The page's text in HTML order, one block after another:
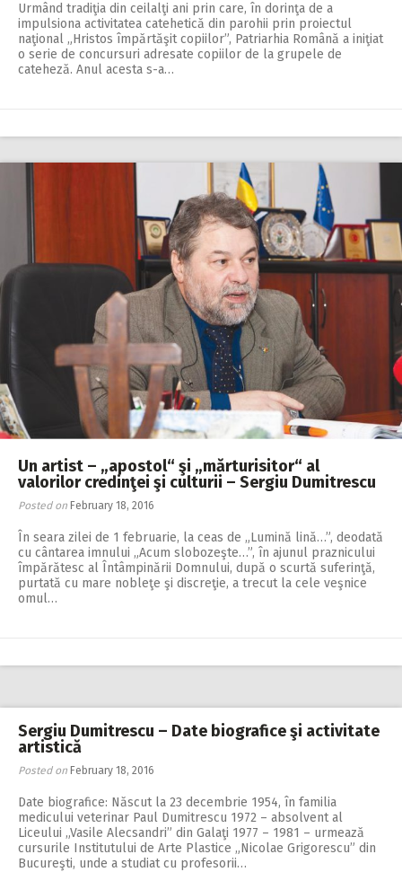
Urmând tradiţia din ceilalţi ani prin care, în dorinţa de a
impulsiona activitatea catehetică din parohii prin proiectul
naţional „Hristos împărtăşit copiilor”, Patriarhia Română a iniţiat
o serie de concursuri adresate copiilor de la grupele de
cateheză. Anul acesta s-a…
Un artist – „apostol“ şi „mărturisitor“ al
valorilor credinţei şi culturii – Sergiu Dumitrescu
Posted on February 18, 2016
În seara zilei de 1 februarie, la ceas de „Lumină lină…”, deodată
cu cântarea imnului „Acum slobozeşte…”, în ajunul praznicului
împărătesc al Întâmpinării Domnului, după o scurtă suferinţă,
purtată cu mare nobleţe şi discreţie, a trecut la cele veşnice
omul…
Sergiu Dumitrescu – Date biografice şi activitate
artistică
Posted on February 18, 2016
Date biografice: Născut la 23 decembrie 1954, în familia
medicului veterinar Paul Dumitrescu 1972 – absolvent al
Liceului „Vasile Alecsandri” din Galaţi 1977 – 1981 – urmează
cursurile Institutului de Arte Plastice „Nicolae Grigorescu” din
Bucureşti, unde a studiat cu profesorii…